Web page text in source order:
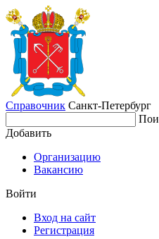
Справочник Санкт-Петербург
Добавить
Организацию
Вакансию
Войти
Вход на сайт
Регистрация